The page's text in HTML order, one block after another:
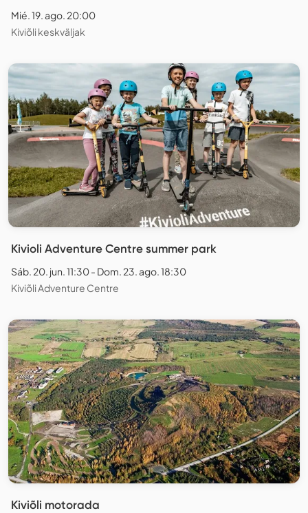
Mié. 19. ago. 20:00
Kiviõli keskväljak
Kivioli Adventure Centre summer park
Sáb. 20. jun. 11:30 - Dom. 23. ago. 18:30
Kiviõli Adventure Centre
Kiviõli motorada